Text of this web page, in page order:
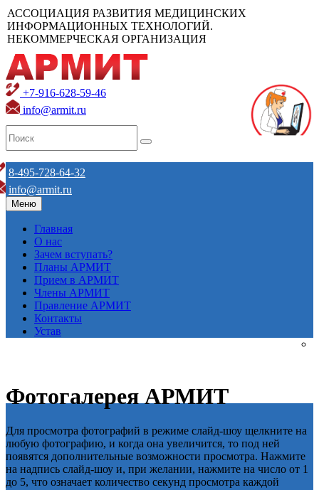
АССОЦИАЦИЯ РАЗВИТИЯ МЕДИЦИНСКИХ
ИНФОРМАЦИОННЫХ ТЕХНОЛОГИЙ.
НЕКОММЕРЧЕСКАЯ ОРГАНИЗАЦИЯ
+7-916-628-59-46
info@armit.ru
8-495-728-64-32
info@armit.ru
Меню
Главная
О нас
Зачем вступать?
Планы АРМИТ
Прием в АРМИТ
Члены АРМИТ
Правление АРМИТ
Контакты
Устав
Фотогалерея АРМИТ
Для просмотра фотографий в режиме слайд-шоу щелкните на
любую фотографию, и когда она увеличится, то под ней
появятся дополнительные возможности просмотра. Нажмите
на надпись слайд-шоу и, при желании, нажмите на число от 1
до 5, что означает количество секунд просмотра каждой